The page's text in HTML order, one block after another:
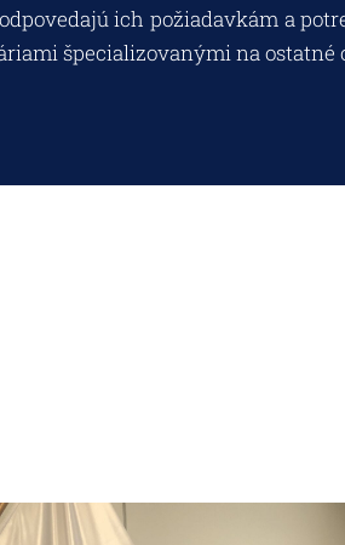
ich požiadavkám a
špecializovanými na ostatné